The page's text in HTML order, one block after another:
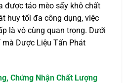
được táo mèo sấy khô chất
huy tối đa công dụng, việc
là vô cùng quan trọng. Dưới
Dược Liệu Tấn Phát
Chứng Nhận Chất Lượng